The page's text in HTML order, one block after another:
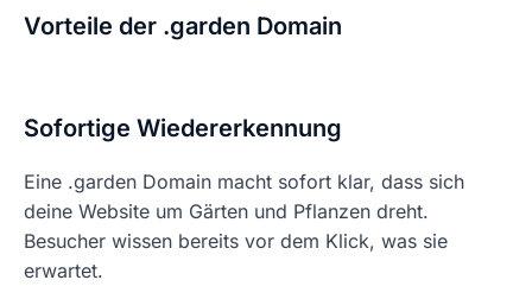
Vorteile der .garden Domain
Sofortige Wiedererkennung
Eine .garden Domain macht sofort klar, dass sich
deine Website um Gärten und Pflanzen dreht.
Besucher wissen bereits vor dem Klick, was sie
erwartet.